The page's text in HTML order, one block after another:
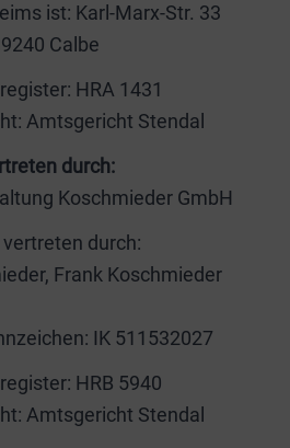
ist: Karl-Marx-Str. 33
Calbe
HRA 1431
Amtsgericht Stendal
durch:
Koschmieder GmbH
vertreten durch:
Frank Koschmieder
IK 511532027
HRB 5940
Amtsgericht Stendal